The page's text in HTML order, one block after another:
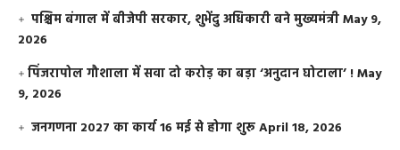
पश्चिम बंगाल में बीजेपी सरकार, शुभेंदु अधिकारी बने मुख्यमंत्रीMay 9,
2026
​पिंजरापोल गौशाला में सवा दो करोड़ का बड़ा ‘अनुदान घोटाला’ !May
9, 2026
जनगणना 2027 का कार्य 16 मई से होगा शुरूApril 18, 2026